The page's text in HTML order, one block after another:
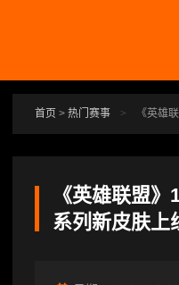
首页 > 热门赛事 > 《英雄
《英雄联盟
系列新皮肤上